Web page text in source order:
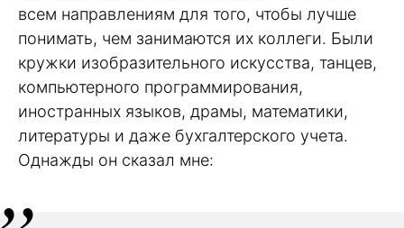
всем направлениям для того, чтобы лучше
понимать, чем занимаются их коллеги. Были
кружки изобразительного искусства, танцев,
компьютерного программирования,
иностранных языков, драмы, математики,
литературы и даже бухгалтерского учета.
Однажды он сказал мне: